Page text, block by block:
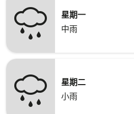
星期一
中雨
星期二
小雨